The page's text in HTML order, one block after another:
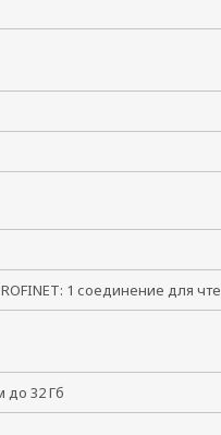
1 соединение для
до 32 Гб